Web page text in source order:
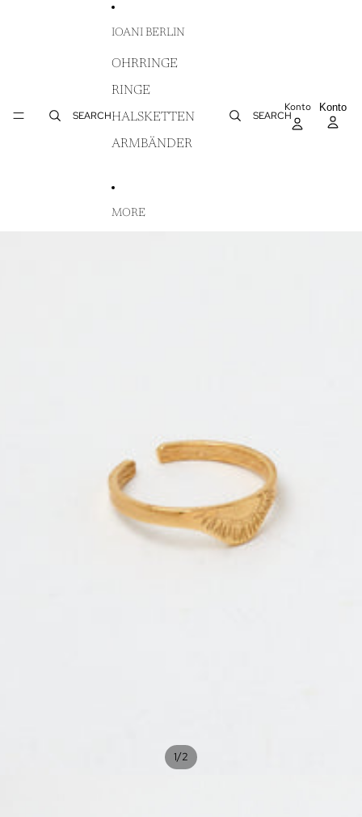
SEARCH
IOANI BERLIN
OHRRINGE
RINGE
HALSKETTEN
ARMBÄNDER
MORE
SEARCH
Konto Konto
1/2